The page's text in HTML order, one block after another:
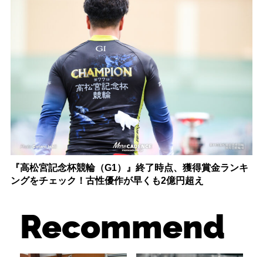
『高松宮記念杯競輪（G1）』終了時点、獲得賞金ランキ
ングをチェック！古性優作が早くも2億円超え
Recommend